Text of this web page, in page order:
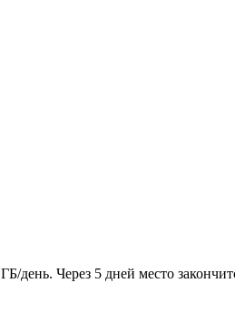
день. Через 5 дней место